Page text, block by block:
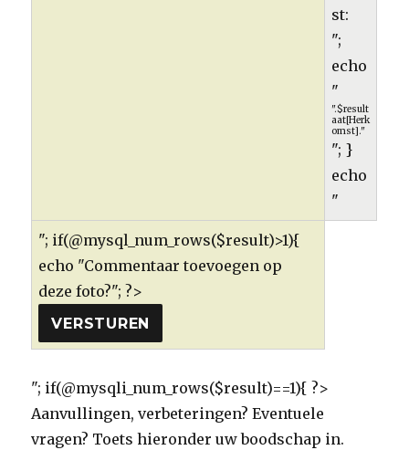
st:
";
echo
"
".$result
aat[Herk
omst]."
"; }
echo
"
"; if(@mysql_num_rows($result)>1){
echo "Commentaar toevoegen op
deze foto?"; ?>
"; if(@mysqli_num_rows($result)==1){ ?>
Aanvullingen, verbeteringen? Eventuele
vragen? Toets hieronder uw boodschap in.